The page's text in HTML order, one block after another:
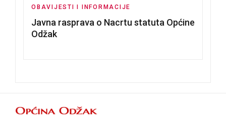
OBAVIJESTI I INFORMACIJE
Javna rasprava o Nacrtu statuta Općine
Odžak